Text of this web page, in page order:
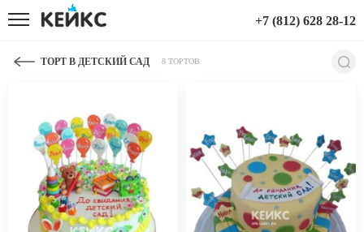
+7 (812) 628 28-12
ТОРТ В ДЕТСКИЙ САД 8 ТОРТОВ